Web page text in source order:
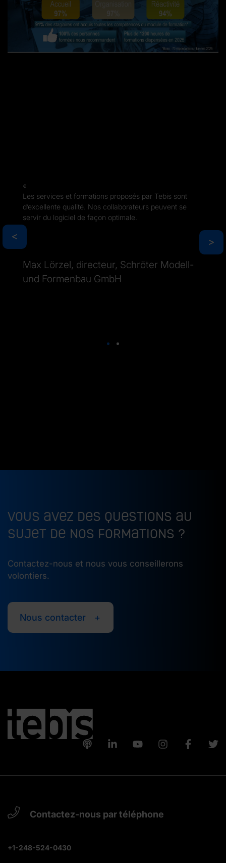
Les services et formations proposés par Tebis sont
d’excellente qualité. Nos collaborateurs peuvent se
servir du logiciel de façon optimale.
Max Lörzel, directeur, Schröter Modell-
und Formenbau GmbH
> >
Vous avez des questions au
sujet de nos formations ?
Contactez-nous et nous vous conseillerons
volontiers.
Nous contacter
Contactez-nous par téléphone
+1-248-524-0430